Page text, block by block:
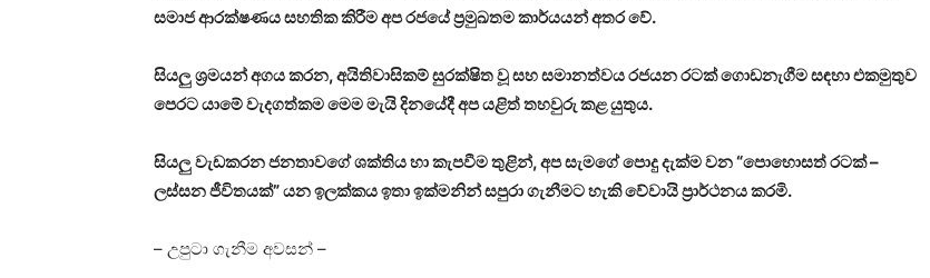
සමාජ ආරක්ෂණය සහතික කිරීම අප රජයේ ප්‍රමුඛතම කාර්යයන් අතර වේ.
සියලු ශ්‍රමයන් අගය කරන, අයිතිවාසිකම් සුරක්ෂිත වූ සහ සමානත්වය රජයන රටක් ගොඩනැගීම සඳහා එකමුතුව
පෙරට යාමේ වැදගත්කම මෙම මැයි දිනයේදී අප යළිත් තහවුරු කළ යුතුය.
සියලු වැඩකරන ජනතාවගේ ශක්තිය හා කැපවීම තුළින්, අප සැමගේ පොදු දැක්ම වන “පොහොසත් රටක් –
ලස්සන ජීවිතයක්” යන ඉලක්කය ඉතා ඉක්මනින් සපුරා ගැනීමට හැකි වේවායි ප්‍රාර්ථනය කරමි.
– උපුටා ගැනීම අවසන් –